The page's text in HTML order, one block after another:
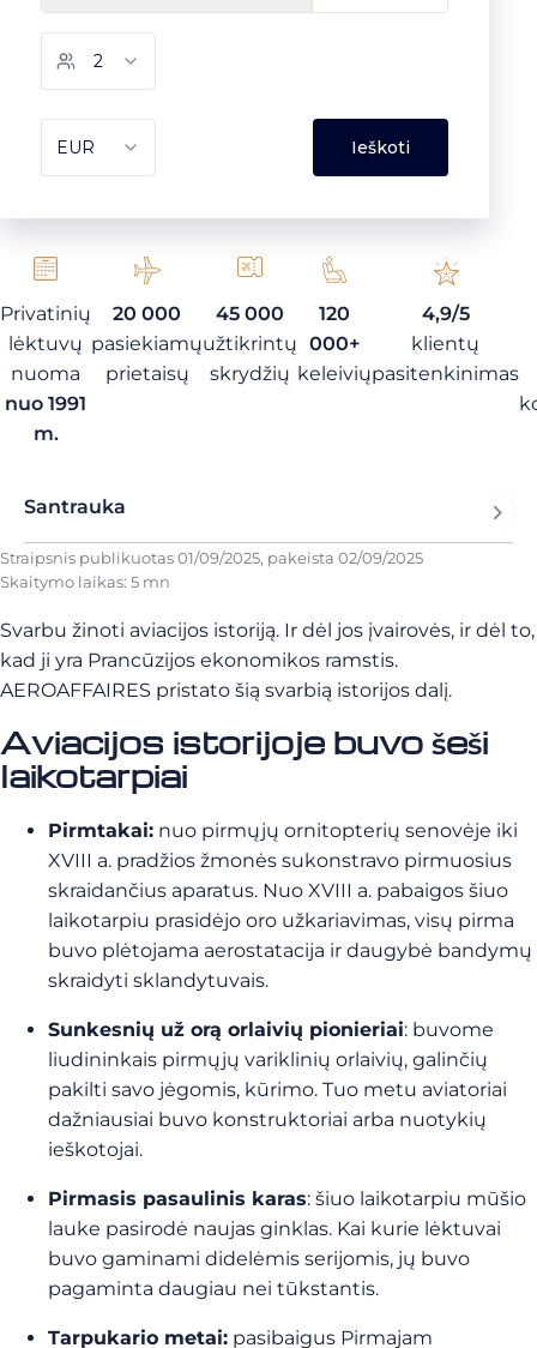
Privatinių
lėktuvų
nuoma
nuo 1991
m.
20 000
pasiekiamų
prietaisų
45 000
užtikrintų
skrydžių
120
000+
keleivių
4,9/5
klientų
pasitenkinimas
Santrauka
Straipsnis publikuotas01/09/2025, pakeista 02/09/2025
Skaitymo laikas: 5 mn
Svarbu žinoti aviacijos istoriją. Ir dėl jos įvairovės, ir dėl to,
kad ji yra Prancūzijos ekonomikos ramstis.
AEROAFFAIRES pristato šią svarbią istorijos dalį.
Aviacijos istorijoje buvo šeši
laikotarpiai
Pirmtakai: nuo pirmųjų ornitopterių senovėje iki
XVIII a. pradžios žmonės sukonstravo pirmuosius
skraidančius aparatus. Nuo XVIII a. pabaigos šiuo
laikotarpiu prasidėjo oro užkariavimas, visų pirma
buvo plėtojama aerostatacija ir daugybė bandymų
skraidyti sklandytuvais.
Sunkesnių už orą orlaivių pionieriai: buvome
liudininkais pirmųjų variklinių orlaivių, galinčių
pakilti savo jėgomis, kūrimo. Tuo metu aviatoriai
dažniausiai buvo konstruktoriai arba nuotykių
ieškotojai.
Pirmasis pasaulinis karas: šiuo laikotarpiu mūšio
lauke pasirodė naujas ginklas. Kai kurie lėktuvai
buvo gaminami didelėmis serijomis, jų buvo
pagaminta daugiau nei tūkstantis.
Tarpukario metai: pasibaigus Pirmajam